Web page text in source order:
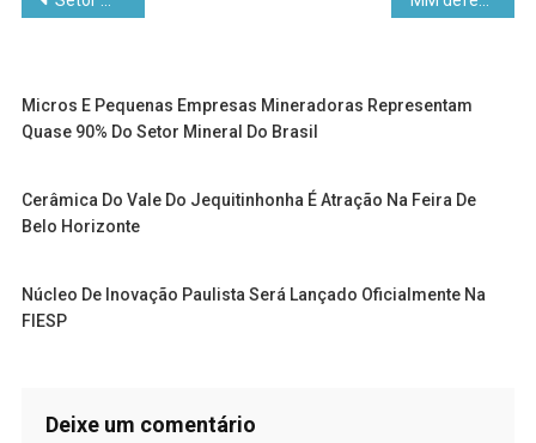
Post
Micros E Pequenas Empresas Mineradoras Representam
Quase 90% Do Setor Mineral Do Brasil
Cerâmica Do Vale Do Jequitinhonha É Atração Na Feira De
Belo Horizonte
Núcleo De Inovação Paulista Será Lançado Oficialmente Na
FIESP
Deixe um comentário